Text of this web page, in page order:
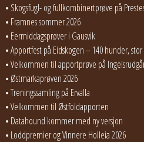
Skogsfugl- og fullkombinertprøve på
Framnes sommer 2026
Eermiddagsprøver i Gausvik
Apportfest på Eidskogen – 140 hunder,
Velkommen til apportprøve på
Østmarkaprøven 2026
Treningssamling på Ervalla
Velkommen til Østfoldapporten
Datahound kommer med ny versjon
Loddpremier og Vinnere Holleia 2026